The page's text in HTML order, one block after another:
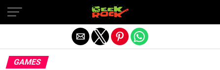
GAMES
Sair da versão mobile